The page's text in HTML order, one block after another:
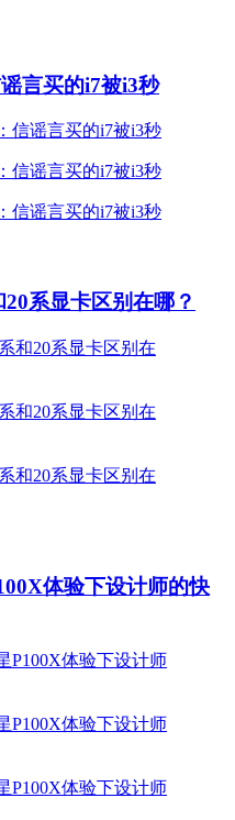
言买的i7被i3秒
系显卡区别在哪？
体验下设计师的快